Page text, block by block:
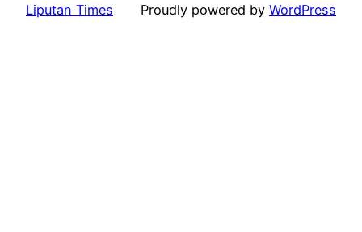
Liputan Times Proudly powered by WordPress